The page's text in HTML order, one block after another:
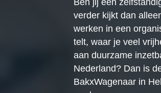
Ben jij een
verder kijkt dan
werken in een
telt, waar je veel
aan duurzame
Nederland? Dan is
BakxWagenaar in